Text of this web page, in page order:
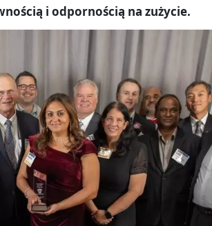
i odpornością na zużycie.